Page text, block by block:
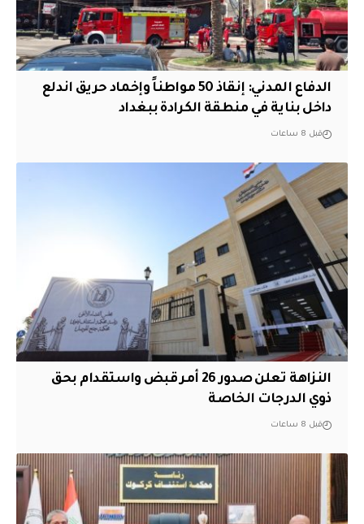
الدفاع المدني: إنقاذ 50 مواطناً وإخماد حريق اندلع
داخل بناية في منطقة الكرادة ببغداد
قبل 8 ساعات
النزاهة تعلن صدور 26 أمر قبض واستقدام بحق
ذوي الدرجات الخاصة
قبل 8 ساعات